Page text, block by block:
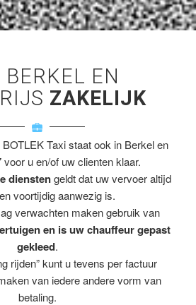
EN
ZAKELIJK
Taxi staat ook in Berkel en
u en/of uw clienten klaar.
dienstengeldt dat uw vervoer altijd
voortijdig aanwezig is.
verwachten maken gebruik van
en is uw chauffeur gepast
gekleed.
rijden” kunt u tevens per factuur
van iedere andere vorm van
betaling.